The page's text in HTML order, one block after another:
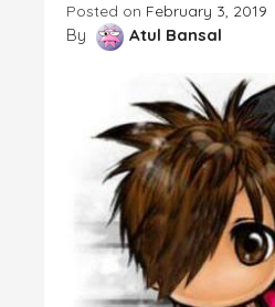
Posted on February 3, 2019
By Atul Bansal